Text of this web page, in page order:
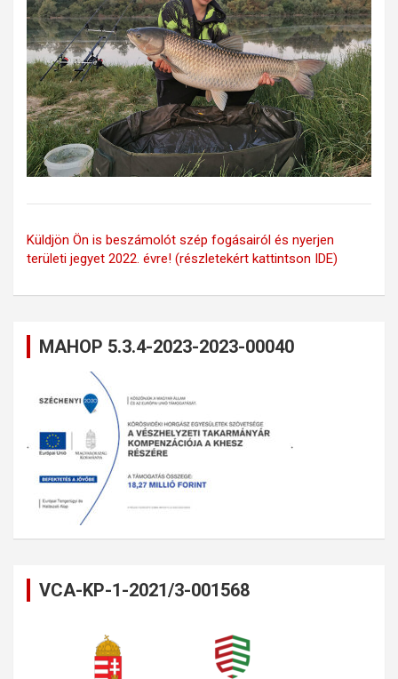
Küldjön Ön is beszámolót szép fogásairól és nyerjen
területi jegyet 2022. évre! (részletekért kattintson IDE)
MAHOP 5.3.4-2023-2023-00040
VCA-KP-1-2021/3-001568